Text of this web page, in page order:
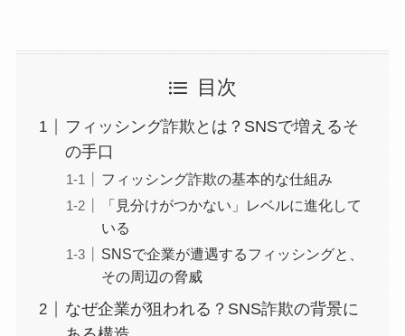
目次
フィッシング詐欺とは？SNSで増えるそ
の手口
フィッシング詐欺の基本的な仕組み
「見分けがつかない」レベルに進化して
いる
SNSで企業が遭遇するフィッシングと、
その周辺の脅威
なぜ企業が狙われる？SNS詐欺の背景に